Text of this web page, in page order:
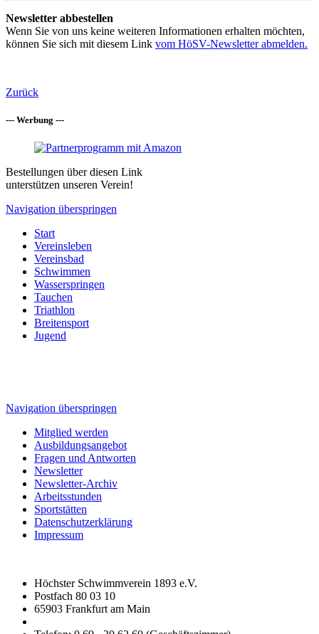
Newsletter abbestellen
Wenn Sie von uns keine weiteren Informationen erhalten möchten,
können Sie sich mit diesem Link vom HöSV-Newsletter abmelden.
Zurück
--- Werbung ---
Bestellungen über diesen Link
unterstützen unseren Verein!
Navigation überspringen
Start
Vereinsleben
Vereinsbad
Schwimmen
Wasserspringen
Tauchen
Triathlon
Breitensport
Jugend
Navigation überspringen
Mitglied werden
Ausbildungsangebot
Fragen und Antworten
Newsletter
Newsletter-Archiv
Arbeitsstunden
Sportstätten
Datenschutzerklärung
Impressum
Höchster Schwimmverein 1893 e.V.
Postfach 80 03 10
65903 Frankfurt am Main